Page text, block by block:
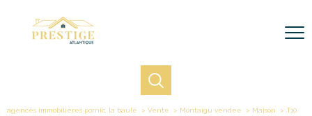
agences immobilières pornic, la baule Vente Montaigu vendee Maison T10